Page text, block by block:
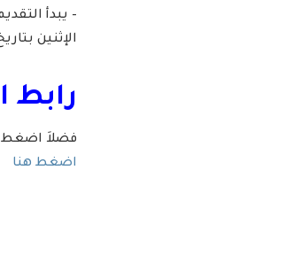
الإثنين بتاريخ 1447/12/22هـ الموافق 2026/06/
رابط
فضلاَ اضغط
اضغط هنا